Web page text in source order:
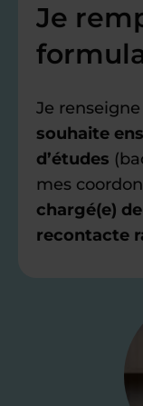
Je
Je renseigne
souhaite
d’études
mes
chargé(e)
recontacte
Je